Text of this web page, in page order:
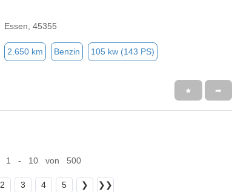
Essen, 45355
2.650 km Benzin 105 kw (143 PS)
★ ➦
1 - 10 von 500
2 3 4 5 ❯ ❯❯